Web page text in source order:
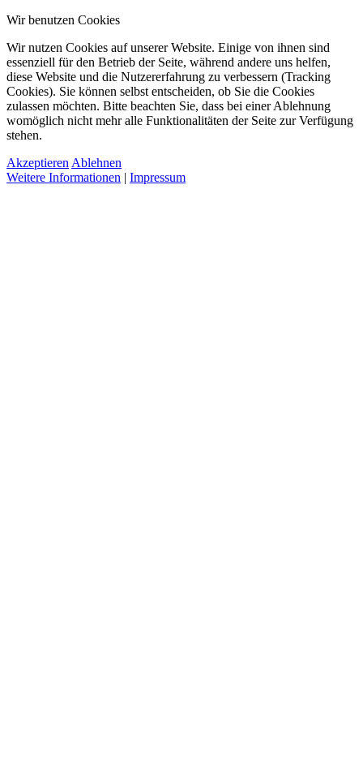
Wir benutzen Cookies
Wir nutzen Cookies auf unserer Website. Einige von ihnen sind
essenziell für den Betrieb der Seite, während andere uns helfen,
diese Website und die Nutzererfahrung zu verbessern (Tracking
Cookies). Sie können selbst entscheiden, ob Sie die Cookies
zulassen möchten. Bitte beachten Sie, dass bei einer Ablehnung
womöglich nicht mehr alle Funktionalitäten der Seite zur Verfügung
stehen.
Akzeptieren Ablehnen
Weitere Informationen | Impressum